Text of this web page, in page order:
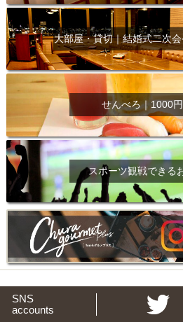
大部屋・貸切｜結婚式二次
せんべろ｜1000
スポーツ観戦できる
SNS
accounts